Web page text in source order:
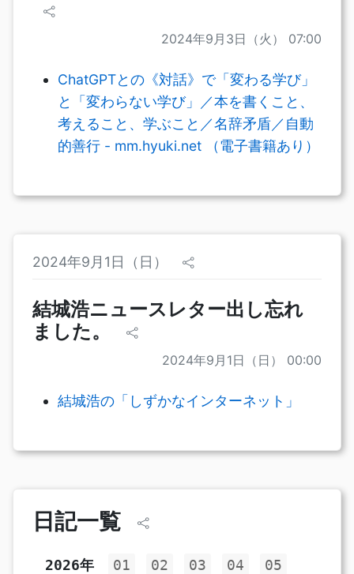
2024年9月3日（火） 07:00
ChatGPTとの《対話》で「変わる学び」
と「変わらない学び」／本を書くこと、
考えること、学ぶこと／名辞矛盾／自動
的善行 - mm.hyuki.net （電子書籍あり）
2024年9月1日（日）
結城浩ニュースレター出し忘れ
ました。
2024年9月1日（日） 00:00
結城浩の「しずかなインターネット」
日記一覧
2026年 01 02 03 04 05